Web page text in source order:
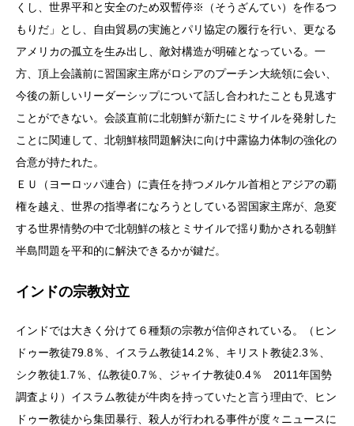
くし、世界平和と安全のため双暫停※（そうざんてい）を作るつ
もりだ」とし、自由貿易の実施とパリ協定の履行を行い、更なる
アメリカの孤立を生み出し、敵対構造が明確となっている。一
方、頂上会議前に習国家主席がロシアのプーチン大統領に会い、
今後の新しいリーダーシップについて話し合われたことも見逃す
ことができない。会談直前に北朝鮮が新たにミサイルを発射した
ことに関連して、北朝鮮核問題解決に向け中露協力体制の強化の
合意が持たれた。
ＥＵ（ヨーロッパ連合）に責任を持つメルケル首相とアジアの覇
権を越え、世界の指導者になろうとしている習国家主席が、急変
する世界情勢の中で北朝鮮の核とミサイルで揺り動かされる朝鮮
半島問題を平和的に解決できるかが鍵だ。
インドの宗教対立
インドでは大きく分けて６種類の宗教が信仰されている。（ヒン
ドゥー教徒79.8％、イスラム教徒14.2％、キリスト教徒2.3％、
シク教徒1.7％、仏教徒0.7％、ジャイナ教徒0.4％ 2011年国勢
調査より）イスラム教徒が牛肉を持っていたと言う理由で、ヒン
ドゥー教徒から集団暴行、殺人が行われる事件が度々ニュースに